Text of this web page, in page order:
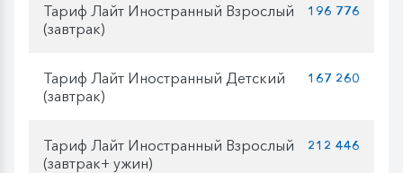
Тариф Лайт Иностранный Взрослый
(завтрак)
196 776
Тариф Лайт Иностранный Детский
(завтрак)
167 260
Тариф Лайт Иностранный Взрослый
(завтрак+ ужин)
212 446